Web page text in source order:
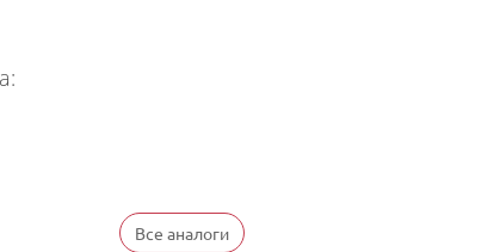
Все аналоги